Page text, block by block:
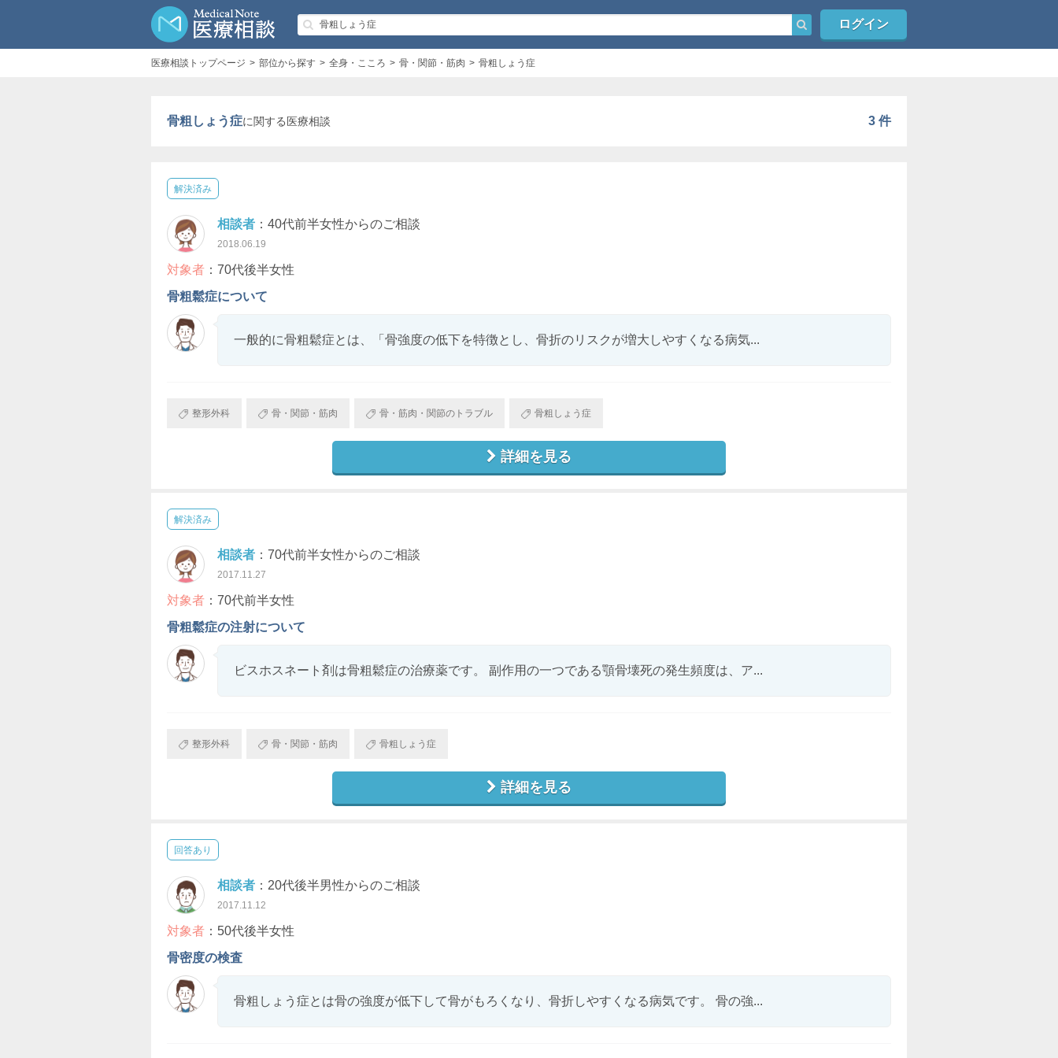
ログイン
医療相談トップページ 部位から探す 全身・こころ 骨・関節・筋肉 骨粗しょう症
骨粗しょう症に関する医療相談 3 件
解決済み
相談者 ：40代前半女性からのご相談
2018.06.19
対象者 ：70代後半女性
骨粗鬆症について
一般的に骨粗鬆症とは、「骨強度の低下を特徴とし、骨折のリスクが増大しやすくなる病気...
整形外科 骨・関節・筋肉 骨・筋肉・関節のトラブル 骨粗しょう症
詳細を見る
解決済み
相談者 ：70代前半女性からのご相談
2017.11.27
対象者 ：70代前半女性
骨粗鬆症の注射について
ビスホスネート剤は骨粗鬆症の治療薬です。 副作用の一つである顎骨壊死の発生頻度は、ア...
整形外科 骨・関節・筋肉 骨粗しょう症
詳細を見る
回答あり
相談者 ：20代後半男性からのご相談
2017.11.12
対象者 ：50代後半女性
骨密度の検査
骨粗しょう症とは骨の強度が低下して骨がもろくなり、骨折しやすくなる病気です。 骨の強...